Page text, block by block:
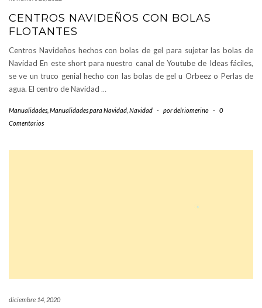
CENTROS NAVIDEÑOS CON BOLAS
FLOTANTES
Centros Navideños hechos con bolas de gel para sujetar las bolas de
Navidad En este short para nuestro canal de Youtube de Ideas fáciles,
se ve un truco genial hecho con las bolas de gel u Orbeez o Perlas de
agua. El centro de Navidad …
Manualidades Manualidades para Navidad Navidad - pordelriomerino -
0
Comentarios
diciembre 14, 2020